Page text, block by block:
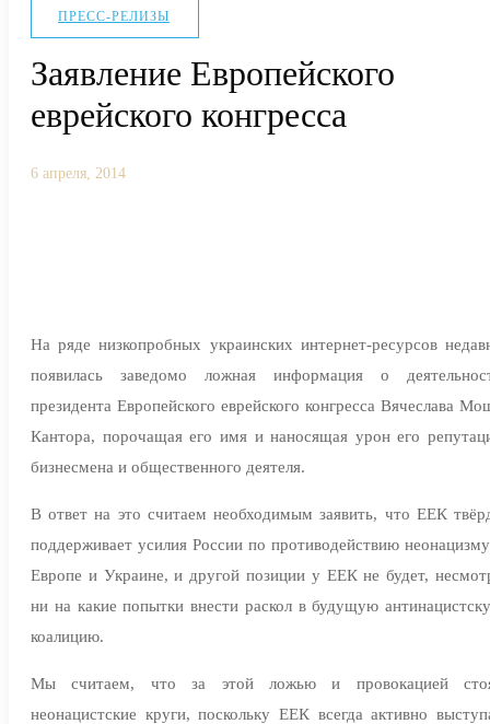
ПРЕСС-РЕЛИЗЫ
Заявление Европейского
еврейского конгресса
6 апреля, 2014
На ряде низкопробных украинских интернет-ресурсов
появилась заведомо ложная информация о
президента Европейского еврейского конгресса Вячеслава
Кантора, порочащая его имя и наносящая урон его
бизнесмена и общественного деятеля.
В ответ на это считаем необходимым заявить, что ЕЕК
поддерживает усилия России по противодействию
Европе и Украине, и другой позиции у ЕЕК не будет,
ни на какие попытки внести раскол в будущую
коалицию.
Мы считаем, что за этой ложью и провокацией
неонацистские круги, поскольку ЕЕК всегда активно